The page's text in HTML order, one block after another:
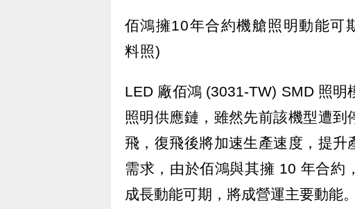
佰鴻擁10年合約機艙照明動能可
料照)
LED 廠佰鴻 (3031-TW) SMD 照
照明供應鏈，雖然先前該機型遭
飛，復飛後將加速生產速度，提
需求，由於佰鴻與其擁 10 年合約
成長動能可期，將成營運主要動能。